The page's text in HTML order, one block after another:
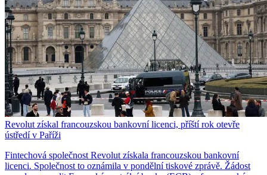
Revolut získal francouzskou bankovní licenci, příští rok otevře
ústředí v Paříži
Fintechová společnost Revolut získala francouzskou bankovní
licenci. Společnost to oznámila v pondělní tiskové zprávě. Žádost